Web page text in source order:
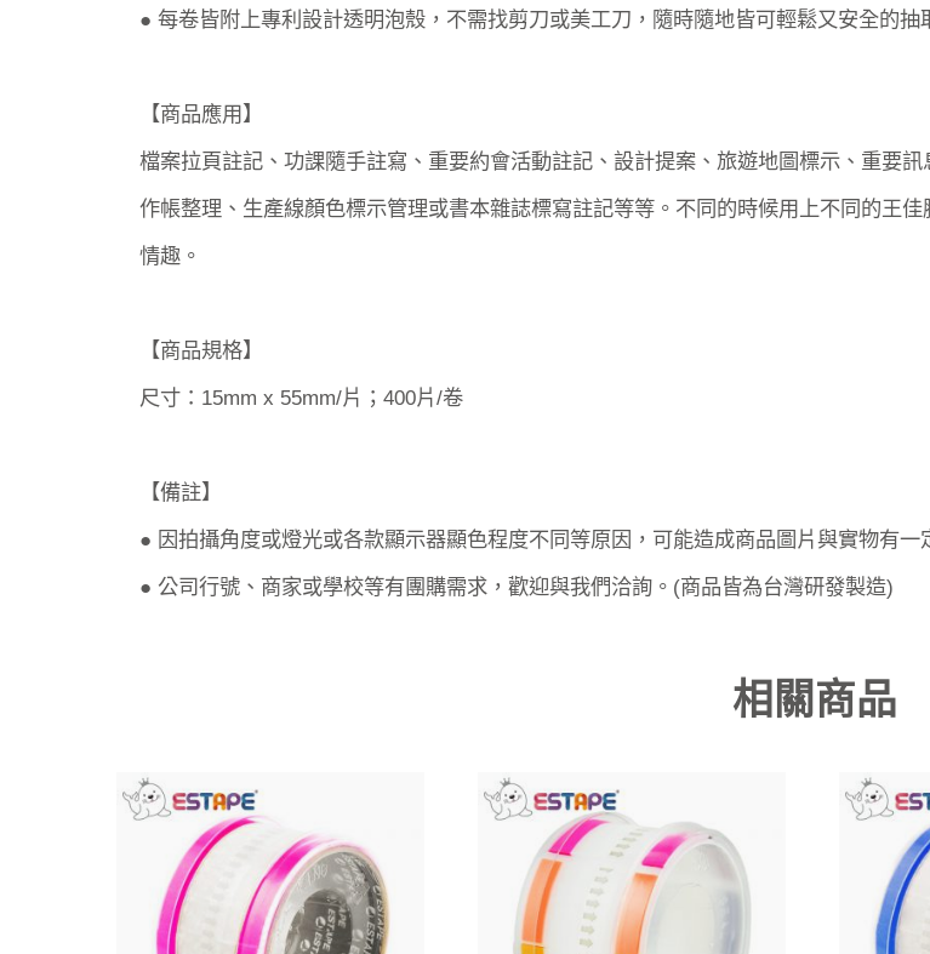
● 每卷皆附上專利設計透明泡殼，不需找剪刀或美工刀，隨時隨地皆可輕鬆又安全的抽
【商品應用】
檔案拉頁註記、功課隨手註寫、重要約會活動註記、設計提案、旅遊地圖標示、重要
作帳整理、生產線顏色標示管理或書本雜誌標寫註記等等。不同的時候用上不同的王
情趣。
【商品規格】
尺寸：15mm x 55mm/片；400片/卷
【備註】
● 因拍攝角度或燈光或各款顯示器顯色程度不同等原因，可能造成商品圖片與實物有
● 公司行號、商家或學校等有團購需求，歡迎與我們洽詢。(商品皆為台灣研發製造)
相關商品